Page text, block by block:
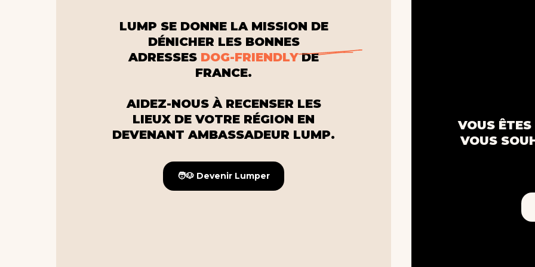
LUMP SE DONNE LA MISSION DE
DÉNICHER LES BONNES
ADRESSES DOG-FRIENDLYDE
FRANCE.
AIDEZ-NOUS À RECENSER LES
LIEUX DE VOTRE RÉGION EN
DEVENANT AMBASSADEUR LUMP.
🧑🐶 Devenir Lumper
🧑🐶 Devenir Lumper
VOUS
VOUS